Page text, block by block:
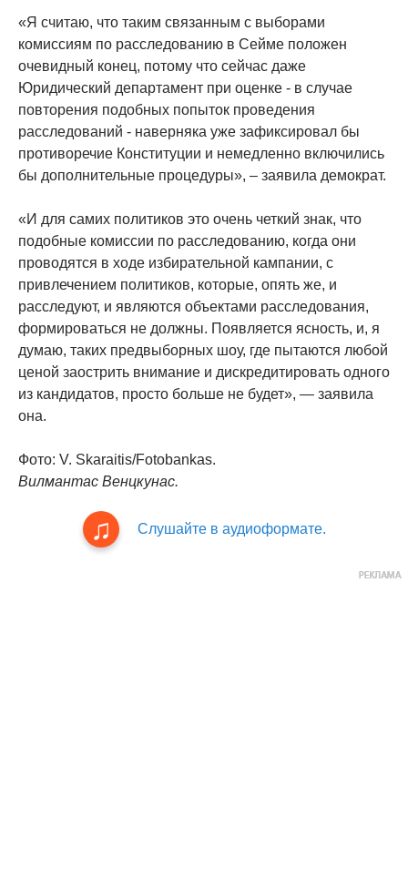
«Я считаю, что таким связанным с выборами
комиссиям по расследованию в Сейме положен
очевидный конец, потому что сейчас даже
Юридический департамент при оценке - в случае
повторения подобных попыток проведения
расследований - наверняка уже зафиксировал бы
противоречие Конституции и немедленно включились
бы дополнительные процедуры», – заявила демократ.
«И для самих политиков это очень четкий знак, что
подобные комиссии по расследованию, когда они
проводятся в ходе избирательной кампании, с
привлечением политиков, которые, опять же, и
расследуют, и являются объектами расследования,
формироваться не должны. Появляется ясность, и, я
думаю, таких предвыборных шоу, где пытаются любой
ценой заострить внимание и дискредитировать одного
из кандидатов, просто больше не будет», — заявила
она.
Фото: V. Skaraitis/Fotobankas.
Вилмантас Венцкунас.
Слушайте в аудиоформате.